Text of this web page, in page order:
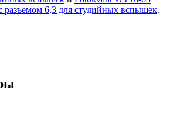
разъемом 6,3 для студийных вспышек.